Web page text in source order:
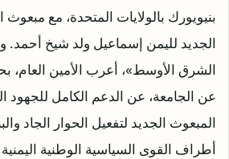
بنيويورك بالولايات المتحدة، مع مبعوث
الجديد لليمن إسماعيل ولد شيخ أحمد.
الشرق الأوسط»، أعرب الأمين العام،
عن الجامعة، عن الدعم الكامل للجهود
المبعوث الجديد لتفعيل الحوار الجاد
أطراف القوى السياسية الوطنية